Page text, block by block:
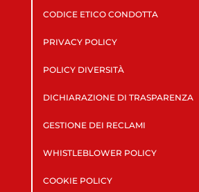
CODICE ETICO CONDOTTA
PRIVACY POLICY
POLICY DIVERSITÀ
DICHIARAZIONE DI TRASPARENZA
GESTIONE DEI RECLAMI
WHISTLEBLOWER POLICY
COOKIE POLICY